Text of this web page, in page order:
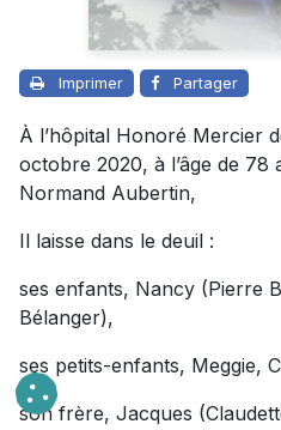
Imprimer Partager
À l’hôpital Honoré Mercier
octobre 2020, à l’âge de 78
Normand Aubertin,
Il laisse dans le deuil :
ses enfants, Nancy (Pierre
Bélanger),
ses petits-enfants, Meggie,
son frère, Jacques